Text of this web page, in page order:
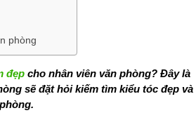
phòng
đẹpcho nhân viên văn phòng? Đây là
sẽ đặt hỏi kiếm tìm kiểu tóc đẹp và